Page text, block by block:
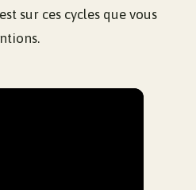
sur ces cycles que vous